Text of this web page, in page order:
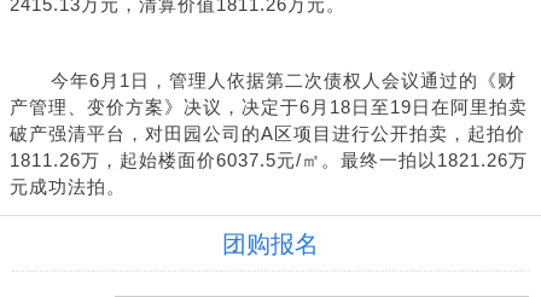
2415.13万元，清算价值1811.26万元。
今年6月1日，管理人依据第二次债权人会议通过的《财
产管理、变价方案》决议，决定于6月18日至19日在阿里拍卖
破产强清平台，对田园公司的A区项目进行公开拍卖，起拍价
1811.26万，起始楼面价6037.5元/㎡。最终一拍以1821.26万
元成功法拍。
团购报名